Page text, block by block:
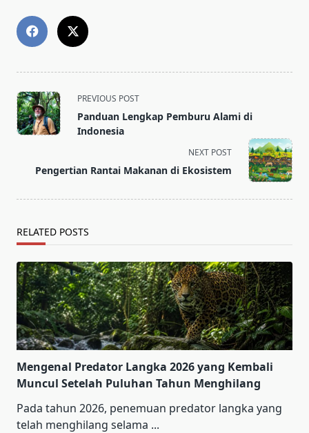
<span
class="nav-
subtitle
text">Page</span>
PREVIOUS POST
Panduan Lengkap Pemburu Alami di
Indonesia
NEXT POST
Pengertian Rantai Makanan di Ekosistem
RELATED POSTS
Mengenal Predator Langka 2026 yang Kembali
Muncul Setelah Puluhan Tahun Menghilang
Pada tahun 2026, penemuan predator langka yang
telah menghilang selama ...